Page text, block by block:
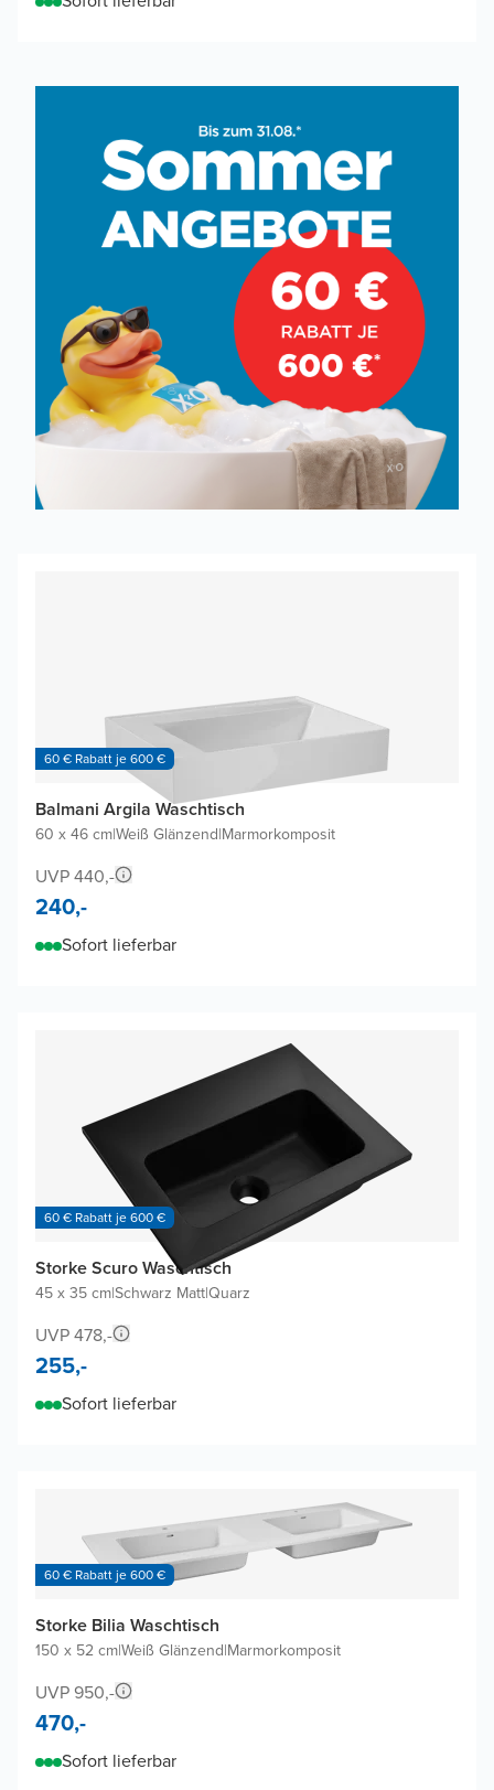
60 € Rabatt je 600 €
Balmani Argila Waschtisch
60 x 46 cm|Weiß Glänzend|Marmorkomposit
UVP 440,-
240,-
Sofort lieferbar
60 € Rabatt je 600 €
Storke Scuro Waschtisch
45 x 35 cm|Schwarz Matt|Quarz
UVP 478,-
255,-
Sofort lieferbar
60 € Rabatt je 600 €
Storke Bilia Waschtisch
150 x 52 cm|Weiß Glänzend|Marmorkomposit
UVP 950,-
470,-
Sofort lieferbar